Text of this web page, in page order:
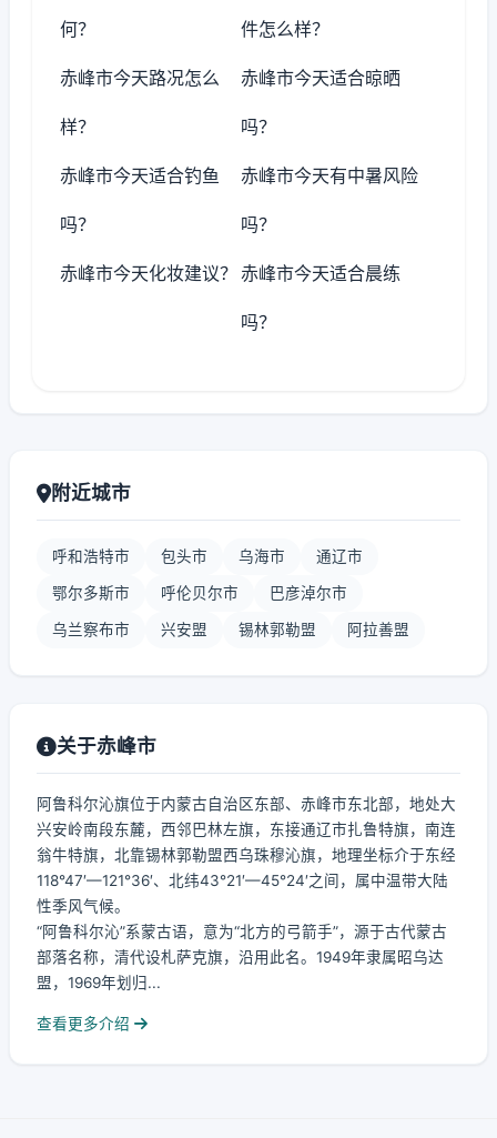
何？ 件怎么样？
赤峰市今天路况怎么
样？
赤峰市今天适合晾晒
吗？
赤峰市今天适合钓鱼
吗？
赤峰市今天有中暑风险
吗？
赤峰市今天化妆建议？ 赤峰市今天适合晨练
吗？
附近城市
呼和浩特市 包头市 乌海市 通辽市
鄂尔多斯市 呼伦贝尔市 巴彦淖尔市
乌兰察布市 兴安盟 锡林郭勒盟 阿拉善盟
关于赤峰市
阿鲁科尔沁旗位于内蒙古自治区东部、赤峰市东北部，地处大
兴安岭南段东麓，西邻巴林左旗，东接通辽市扎鲁特旗，南连
翁牛特旗，北靠锡林郭勒盟西乌珠穆沁旗，地理坐标介于东经
118°47′—121°36′、北纬43°21′—45°24′之间，属中温带大陆
性季风气候。
“阿鲁科尔沁”系蒙古语，意为“北方的弓箭手”，源于古代蒙古
部落名称，清代设札萨克旗，沿用此名。1949年隶属昭乌达
盟，1969年划归...
查看更多介绍